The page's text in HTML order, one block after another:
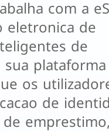
com a
eletronica de
de
plataforma
os
de
emprestimo,